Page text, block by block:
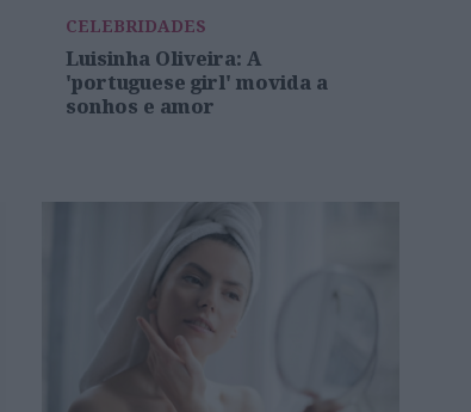
CELEBRIDADES
Luisinha Oliveira: A
'portuguese girl' movida a
sonhos e amor